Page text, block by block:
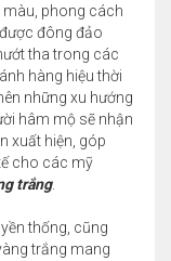
phong cách
đông đảo
tha trong các
hàng hiệu thời
những xu hướng
hâm mộ sẽ nhận
xuất hiện, góp
cho các mỹ
trắng.
thống, cũng
trắng mang